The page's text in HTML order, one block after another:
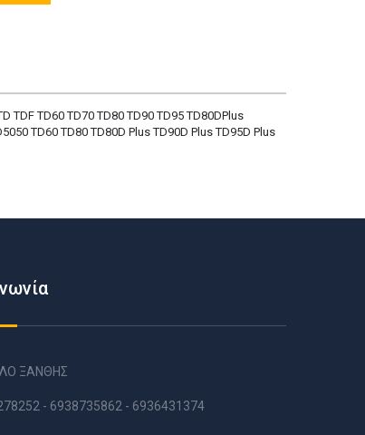
TD60 TD70 TD80 TD90 TD95 TD80DPlus
TD60 TD80 TD80D Plus TD90D Plus TD95D Plus
ΞΑΝΘΗΣ
- 6938735862 - 6936431374